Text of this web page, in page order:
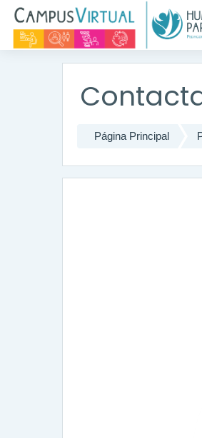
Saltar a contenido principal
Página Principal